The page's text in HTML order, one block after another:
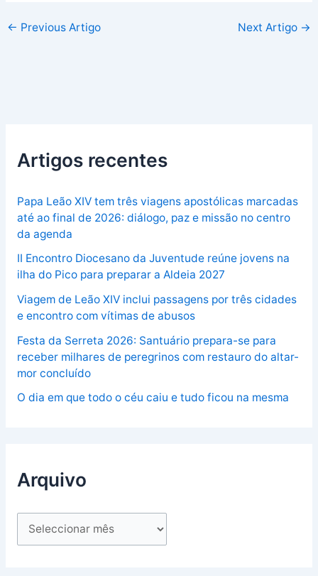
← Previous Artigo Next Artigo →
Artigos recentes
Papa Leão XIV tem três viagens apostólicas marcadas
até ao final de 2026: diálogo, paz e missão no centro
da agenda
II Encontro Diocesano da Juventude reúne jovens na
ilha do Pico para preparar a Aldeia 2027
Viagem de Leão XIV inclui passagens por três cidades
e encontro com vítimas de abusos
Festa da Serreta 2026: Santuário prepara-se para
receber milhares de peregrinos com restauro do altar-
mor concluído
O dia em que todo o céu caiu e tudo ficou na mesma
Arquivo